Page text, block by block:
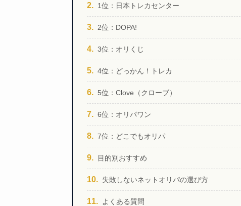
1位：日本トレカセンター
2位：DOPA!
3位：オリくじ
4位：どっかん！トレカ
5位：Clove（クローブ）
6位：オリパワン
7位：どこでもオリパ
目的別おすすめ
失敗しないネットオリパの選び方
よくある質問